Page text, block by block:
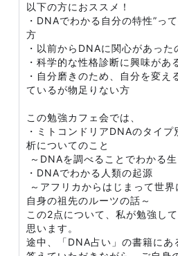
以下の方におススメ！
・DNAでわかる自分の特性”っ
方
・以前からDNAに関心があっ
・科学的な性格診断に興味があ
・自分磨きのため、自分を変え
ているが物足りない方
この勉強カフェ会では、
・ミトコンドリアDNAのタイ
析についてのこと
～DNAを調べることでわかる
・DNAでわかる人類の起源
～アフリカからはじまって世
自身の祖先のルーツの話～
この2点について、私が勉強し
思います。
途中、「DNA占い」の書籍にあ